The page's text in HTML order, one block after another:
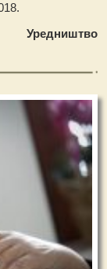
Уредништво